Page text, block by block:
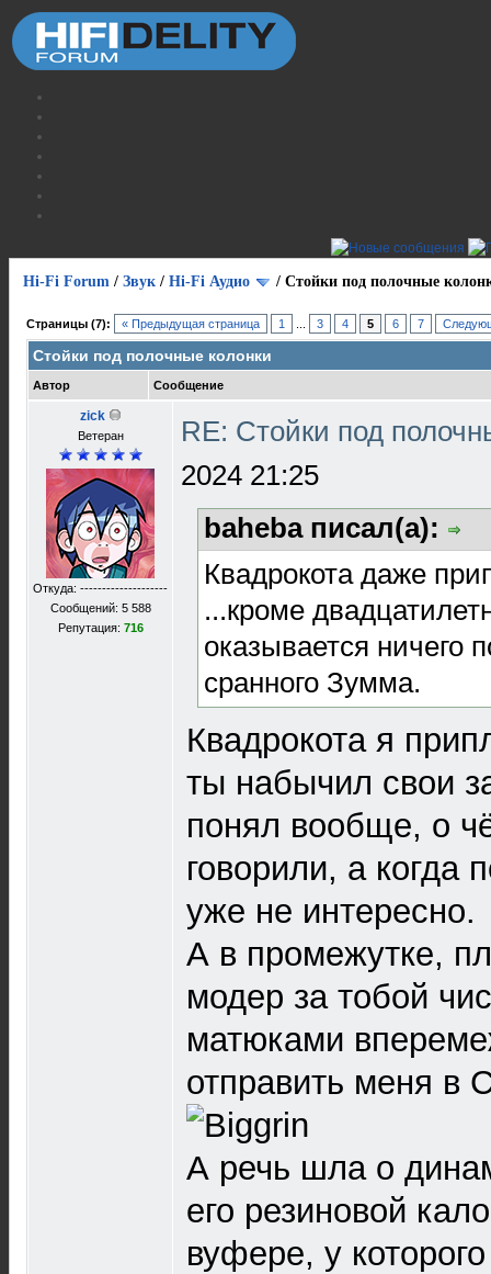
Hi-Fi Forum / Звук / Hi-Fi Аудио / Стойки под полочные
Страницы (7): « Предыдущая страница 1 3 4 5 6 7
Стойки под полочные колонки
Автор Сообщение
zick
Ветеран
Откуда: --------------------
Сообщений: 5 588
Репутация: 716
RE: Стойки под
2024 21:25
baheba писал(а):
Квадрокота даже
...кроме
оказывается ничего
сранного Зумма.
Квадрокота я
ты набычил свои
понял вообще, о
говорили, а когда
уже не интересно.
А в промежутке,
модер за тобой
матюками
отправить меня в
А речь шла о
его резиновой
вуфере, у